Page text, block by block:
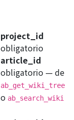
project_id
obligatorio
article_id
obligatorio — de
ab_get_wiki_tree
o ab_search_wiki